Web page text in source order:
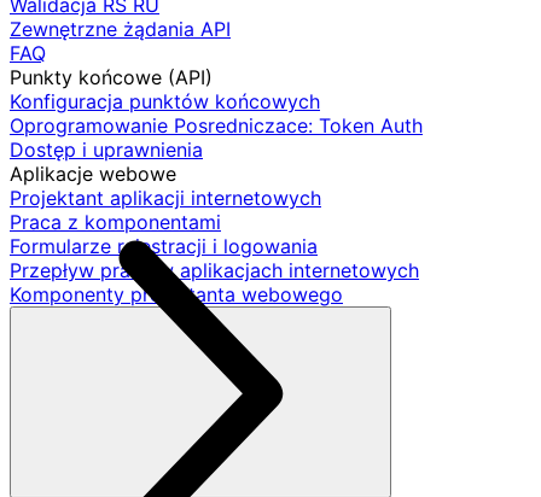
Walidacja RS RU
Zewnętrzne żądania API
FAQ
Punkty końcowe (API)
Konfiguracja punktów końcowych
Oprogramowanie Posredniczace: Token Auth
Dostęp i uprawnienia
Aplikacje webowe
Projektant aplikacji internetowych
Praca z komponentami
Formularze rejestracji i logowania
Przepływ pracy w aplikacjach internetowych
Komponenty projektanta webowego